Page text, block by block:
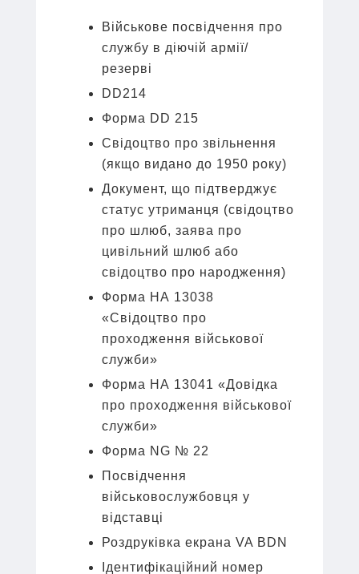
Військове посвідчення про
службу в діючій армії/
резерві
DD214
Форма DD 215
Свідоцтво про звільнення
(якщо видано до 1950 року)
Документ, що підтверджує
статус утриманця (свідоцтво
про шлюб, заява про
цивільний шлюб або
свідоцтво про народження)
Форма НА 13038
«Свідоцтво про
проходження військової
служби»
Форма НА 13041 «Довідка
про проходження військової
служби»
Форма NG № 22
Посвідчення
військовослужбовця у
відставці
Роздруківка екрана VA BDN
Ідентифікаційний номер